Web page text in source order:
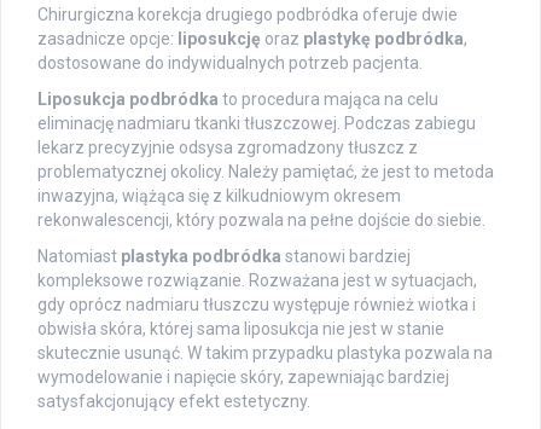
Chirurgiczna korekcja drugiego podbródka oferuje dwie
zasadnicze opcje: liposukcję oraz plastykę podbródka,
dostosowane do indywidualnych potrzeb pacjenta.
Liposukcja podbródka to procedura mająca na celu
eliminację nadmiaru tkanki tłuszczowej. Podczas zabiegu
lekarz precyzyjnie odsysa zgromadzony tłuszcz z
problematycznej okolicy. Należy pamiętać, że jest to metoda
inwazyjna, wiążąca się z kilkudniowym okresem
rekonwalescencji, który pozwala na pełne dojście do siebie.
Natomiast plastyka podbródka stanowi bardziej
kompleksowe rozwiązanie. Rozważana jest w sytuacjach,
gdy oprócz nadmiaru tłuszczu występuje również wiotka i
obwisła skóra, której sama liposukcja nie jest w stanie
skutecznie usunąć. W takim przypadku plastyka pozwala na
wymodelowanie i napięcie skóry, zapewniając bardziej
satysfakcjonujący efekt estetyczny.